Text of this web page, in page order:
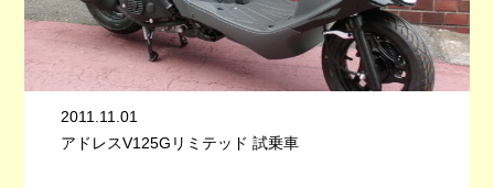
2011.11.01
アドレスV125Gリミテッド 試乗車